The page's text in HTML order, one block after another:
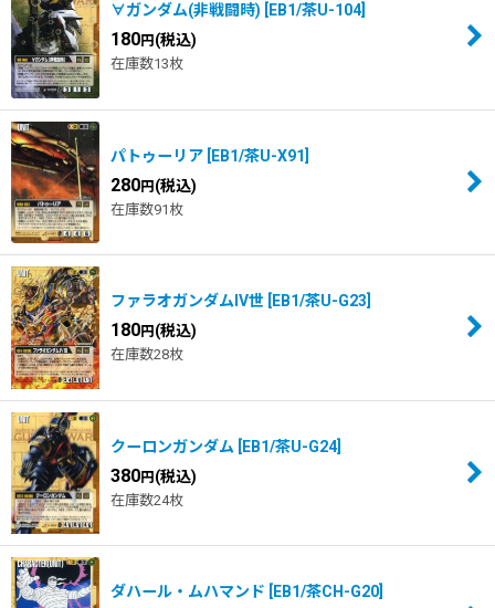
∀ガンダム(非戦闘時) EB1/茶U-104]
180円 (税込)
在庫数13枚
パトゥーリア EB1/茶U-X91
280円 (税込)
在庫数91枚
ファラオガンダムIV世 EB1/茶U-G23
180円 (税込)
在庫数28枚
クーロンガンダム EB1/茶U-G24]
380円 (税込)
在庫数24枚
ダハール・ムハマンド EB1/茶CH-G20